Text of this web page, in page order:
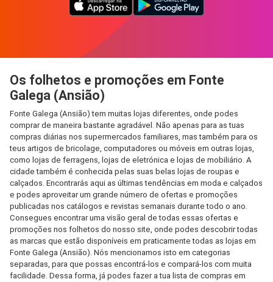
Os folhetos e promoções em Fonte
Galega (Ansião)
Fonte Galega (Ansião) tem muitas lojas diferentes, onde podes
comprar de maneira bastante agradável. Não apenas para as tuas
compras diárias nos supermercados familiares, mas também para os
teus artigos de bricolage, computadores ou móveis em outras lojas,
como lojas de ferragens, lojas de eletrónica e lojas de mobiliário. A
cidade também é conhecida pelas suas belas lojas de roupas e
calçados. Encontrarás aqui as últimas tendências em moda e calçados
e podes aproveitar um grande número de ofertas e promoções
publicadas nos catálogos e revistas semanais durante todo o ano.
Consegues encontrar uma visão geral de todas essas ofertas e
promoções nos folhetos do nosso site, onde podes descobrir todas
as marcas que estão disponíveis em praticamente todas as lojas em
Fonte Galega (Ansião). Nós mencionamos isto em categorias
separadas, para que possas encontrá-los e compará-los com muita
facilidade. Dessa forma, já podes fazer a tua lista de compras em